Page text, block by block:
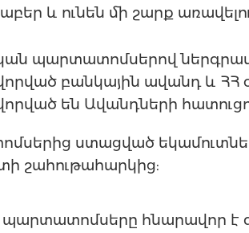
և ունեն մի շարք
պարտատոմսերով
բանկային ավանդ և ՀՀ
են Ավանդների
ստացված
շահութահարկից:
պարտատոմսերը հնարավոր է